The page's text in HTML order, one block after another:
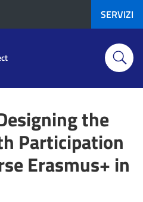
SERVIZI
the
Participation
Erasmus+ in